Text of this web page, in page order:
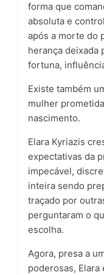
forma que
absoluta e
após a morte do
herança deixada
fortuna,
Existe também
mulher
nascimento.
Elara Kyriazis
expectativas da
impecável,
inteira sendo
traçado por
perguntaram o
escolha.
Agora, presa a
poderosas, Elara